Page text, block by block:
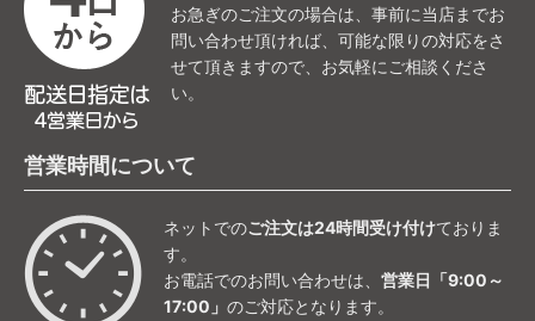
お急ぎのご注文の場合は、事前に当店までお
問い合わせ頂ければ、可能な限りの対応をさ
せて頂きますので、お気軽にご相談くださ
い。
営業時間について
ネットでのご注文は24時間受け付けておりま
す。
お電話でのお問い合わせは、 営業日「9:00～
17:00」 のご対応となります。